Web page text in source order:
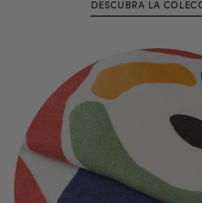
DESCUBRA LA